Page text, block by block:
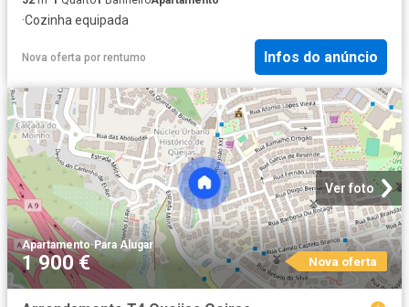
·Cozinha equipada
Nova oferta por rentumo Infos do anúncio
Ver foto
Apartamento·Para Alugar
1 900 € Nova oferta